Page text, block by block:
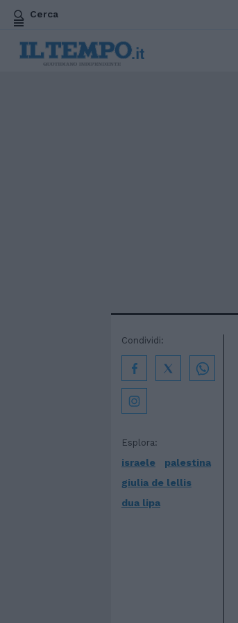
Cerca
Esplora:
israele
palestina
giulia de lellis
dua lipa
Condividi: